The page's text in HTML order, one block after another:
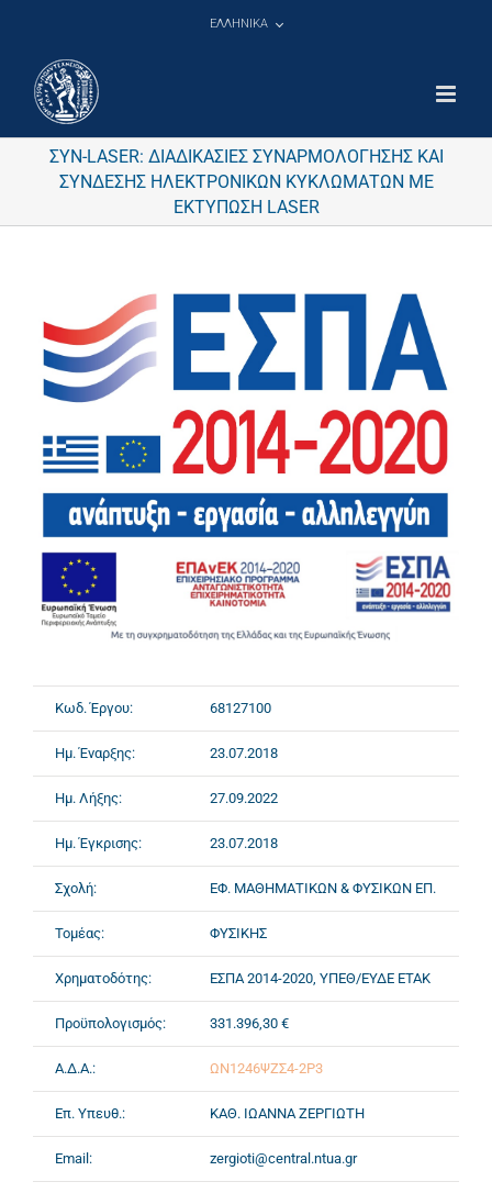
ΕΛΛΗΝΙΚΑ
ΣΥΝ-LASER: ΔΙΑΔΙΚΑΣΙΕΣ ΣΥΝΑΡΜΟΛΟΓΗΣΗΣ ΚΑΙ
ΣΥΝΔΕΣΗΣ ΗΛΕΚΤΡΟΝΙΚΩΝ ΚΥΚΛΩΜΑΤΩΝ ΜΕ
ΕΚΤΥΠΩΣΗ LASER
Κωδ. Έργου: 68127100
Ημ. Έναρξης: 23.07.2018
Ημ. Λήξης: 27.09.2022
Ημ. Έγκρισης: 23.07.2018
Σχολή: ΕΦ. ΜΑΘΗΜΑΤΙΚΩΝ & ΦΥΣΙΚΩΝ ΕΠ.
Τομέας: ΦΥΣΙΚΗΣ
Χρηματοδότης: ΕΣΠΑ 2014-2020, ΥΠΕΘ/ΕΥΔΕ ΕΤΑΚ
Προϋπολογισμός: 331.396,30 €
Α.Δ.Α.: ΩΝ1246ΨΖΣ4-2Ρ3
Επ. Υπευθ.: ΚΑΘ. ΙΩΑΝΝΑ ΖΕΡΓΙΩΤΗ
Email: zergioti@central.ntua.gr